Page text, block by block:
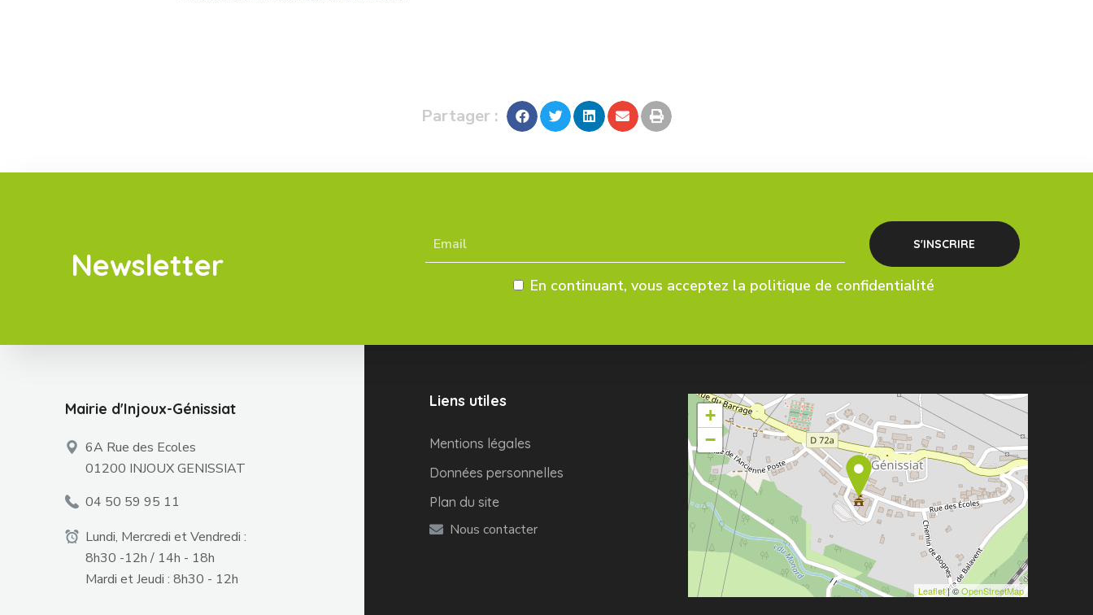
Partager :
Newsletter
En continuant, vous acceptez la politique de confidentialité
Mairie d'Injoux-Génissiat
6A Rue des Ecoles
01200 INJOUX GENISSIAT
04 50 59 95 11
Lundi, Mercredi et Vendredi :
8h30 -12h / 14h - 18h
Mardi et Jeudi : 8h30 - 12h
Liens utiles
Mentions légales
Données personnelles
Plan du site
Nous contacter
+
−
Leaflet| ©OpenStreetMap